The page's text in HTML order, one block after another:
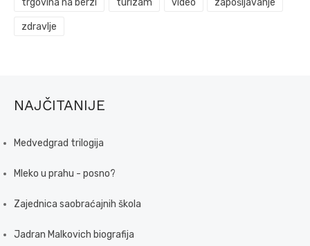
zdravlje
NAJČITANIJE
Medvedgrad trilogija
Mleko u prahu - posno?
Zajednica saobraćajnih škola
Jadran Malkovich biografija